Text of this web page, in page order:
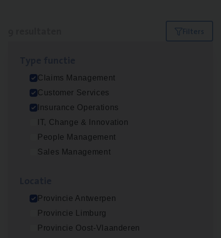
Filters
Claims Management
Customer Services
Insurance Operations
IT, Change & Innovation
People Management
Sales Management
Provincie Antwerpen
Provincie Limburg
Provincie Oost-Vlaanderen
Scha­de Expert Fleet
Claims Management
Antwerpen
Dos­sier­be­heer­der ver­ze­ke­rin­gen — Soci­al
Antwerpen